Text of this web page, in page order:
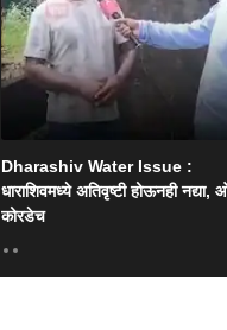
Dharashiv Water Issue :
धाराशिवमध्ये अतिवृष्टी होऊनही नद्या,
कोरडेच